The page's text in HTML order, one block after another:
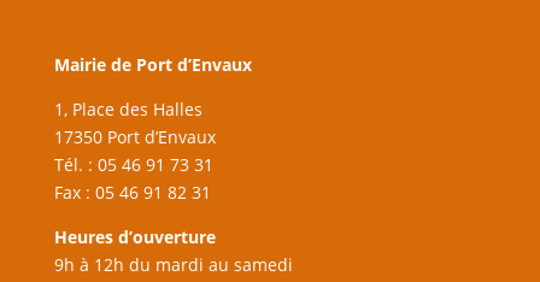
Mairie de Port d’Envaux
1, Place des Halles
17350 Port d’Envaux
Tél. : 05 46 91 73 31
Fax : 05 46 91 82 31
Heures d’ouverture
9h à 12h du mardi au samedi